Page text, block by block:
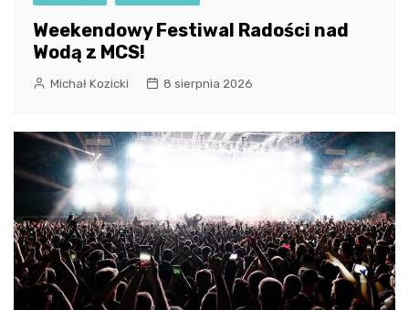
Weekendowy Festiwal Radości nad
Wodą z MCS!
Michał Kozicki 8 sierpnia 2026